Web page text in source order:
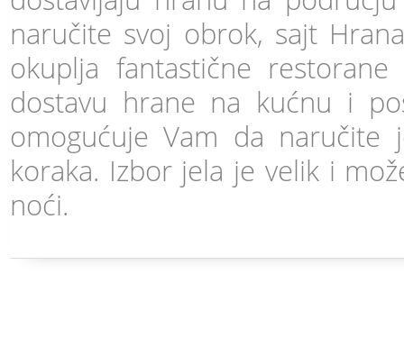
naručite svoj obrok, sajt
okuplja fantastične
dostavu hrane na kućnu i
omogućuje Vam da
koraka. Izbor jela je velik i
noći.